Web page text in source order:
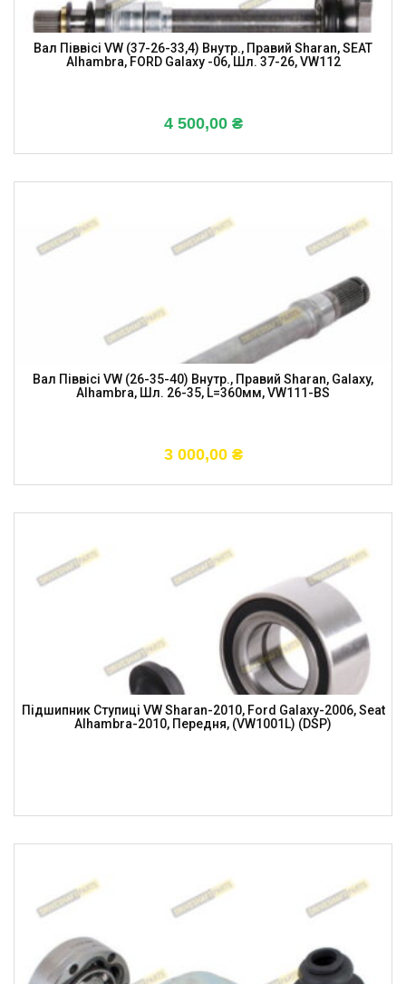
Вал Піввісі VW (37-26-33,4) Внутр., Правий Sharan, SEAT
Alhambra, FORD Galaxy -06, Шл. 37-26, VW112
4 500,00 ₴
Вал Піввісі VW (26-35-40) Внутр., Правий Sharan, Galaxy,
Alhambra, Шл. 26-35, L=360мм, VW111-BS
3 000,00 ₴
Підшипник Ступиці VW Sharan-2010, Ford Galaxy-2006, Seat
Alhambra-2010, Передня, (VW1001L) (DSP)